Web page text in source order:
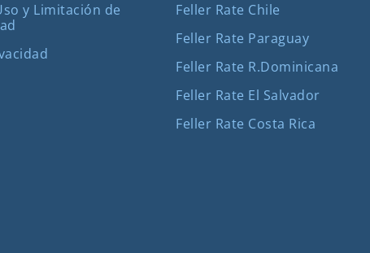
y Limitación de
Feller Rate Chile
Feller Rate Paraguay
Feller Rate R.Dominicana
Feller Rate El Salvador
Feller Rate Costa Rica